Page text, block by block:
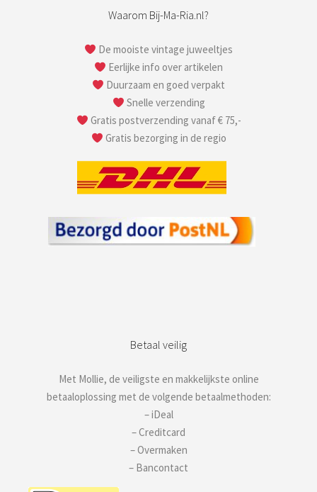
Waarom Bij-Ma-Ria.nl?
De mooiste vintage juweeltjes
Eerlijke info over artikelen
Duurzaam en goed verpakt
Snelle verzending
Gratis postverzending vanaf € 75,-
Gratis bezorging in de regio
Betaal veilig
Met Mollie, de veiligste en makkelijkste online
betaaloplossing met de volgende betaalmethoden:
– iDeal
– Creditcard
– Overmaken
– Bancontact